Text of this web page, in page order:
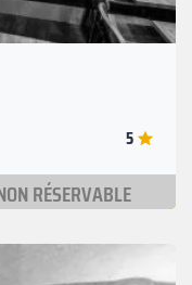
5
RÉSERVABLE